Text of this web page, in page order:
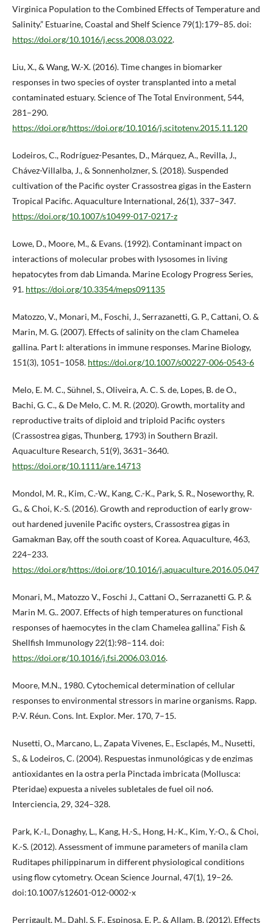
Virginica Population to the Combined Effects of Temperature and
Salinity.” Estuarine, Coastal and Shelf Science 79(1):179–85. doi:
https://doi.org/10.1016/j.ecss.2008.03.022.
Liu, X., & Wang, W.-X. (2016). Time changes in biomarker
responses in two species of oyster transplanted into a metal
contaminated estuary. Science of The Total Environment, 544,
281–290.
https://doi.org/https://doi.org/10.1016/j.scitotenv.2015.11.120
Lodeiros, C., Rodríguez-Pesantes, D., Márquez, A., Revilla, J.,
Chávez-Villalba, J., & Sonnenholzner, S. (2018). Suspended
cultivation of the Pacific oyster Crassostrea gigas in the Eastern
Tropical Pacific. Aquaculture International, 26(1), 337–347.
https://doi.org/10.1007/s10499-017-0217-z
Lowe, D., Moore, M., & Evans. (1992). Contaminant impact on
interactions of molecular probes with lysosomes in living
hepatocytes from dab Limanda. Marine Ecology Progress Series,
91. https://doi.org/10.3354/meps091135
Matozzo, V., Monari, M., Foschi, J., Serrazanetti, G. P., Cattani, O. &
Marin, M. G. (2007). Effects of salinity on the clam Chamelea
gallina. Part I: alterations in immune responses. Marine Biology,
151(3), 1051–1058. https://doi.org/10.1007/s00227-006-0543-6
Melo, E. M. C., Sühnel, S., Oliveira, A. C. S. de, Lopes, B. de O.,
Bachi, G. C., & De Melo, C. M. R. (2020). Growth, mortality and
reproductive traits of diploid and triploid Pacific oysters
(Crassostrea gigas, Thunberg, 1793) in Southern Brazil.
Aquaculture Research, 51(9), 3631–3640.
https://doi.org/10.1111/are.14713
Mondol, M. R., Kim, C.-W., Kang, C.-K., Park, S. R., Noseworthy, R.
G., & Choi, K.-S. (2016). Growth and reproduction of early grow-
out hardened juvenile Pacific oysters, Crassostrea gigas in
Gamakman Bay, off the south coast of Korea. Aquaculture, 463,
224–233.
https://doi.org/https://doi.org/10.1016/j.aquaculture.2016.05.047
Monari, M., Matozzo V., Foschi J., Cattani O., Serrazanetti G. P. &
Marin M. G.. 2007. Effects of high temperatures on functional
responses of haemocytes in the clam Chamelea gallina.” Fish &
Shellfish Immunology 22(1):98–114. doi:
https://doi.org/10.1016/j.fsi.2006.03.016.
Moore, M.N., 1980. Cytochemical determination of cellular
responses to environmental stressors in marine organisms. Rapp.
P.-V. Réun. Cons. Int. Explor. Mer. 170, 7–15.
Nusetti, O., Marcano, L., Zapata Vivenes, E., Esclapés, M., Nusetti,
S., & Lodeiros, C. (2004). Respuestas inmunológicas y de enzimas
antioxidantes en la ostra perla Pinctada imbricata (Mollusca:
Pteridae) expuesta a niveles subletales de fuel oil no6.
Interciencia, 29, 324–328.
Park, K.-I., Donaghy, L., Kang, H.-S., Hong, H.-K., Kim, Y.-O., & Choi,
K.-S. (2012). Assessment of immune parameters of manila clam
Ruditapes philippinarum in different physiological conditions
using flow cytometry. Ocean Science Journal, 47(1), 19–26.
doi:10.1007/s12601-012-0002-x
Perrigault, M., Dahl, S. F., Espinosa, E. P., & Allam, B. (2012). Effects